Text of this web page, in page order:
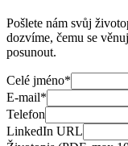
Pošlete nám svůj
dozvíme, čemu se
posunout.
Celé jméno*
E-mail*
Telefon
LinkedIn URL